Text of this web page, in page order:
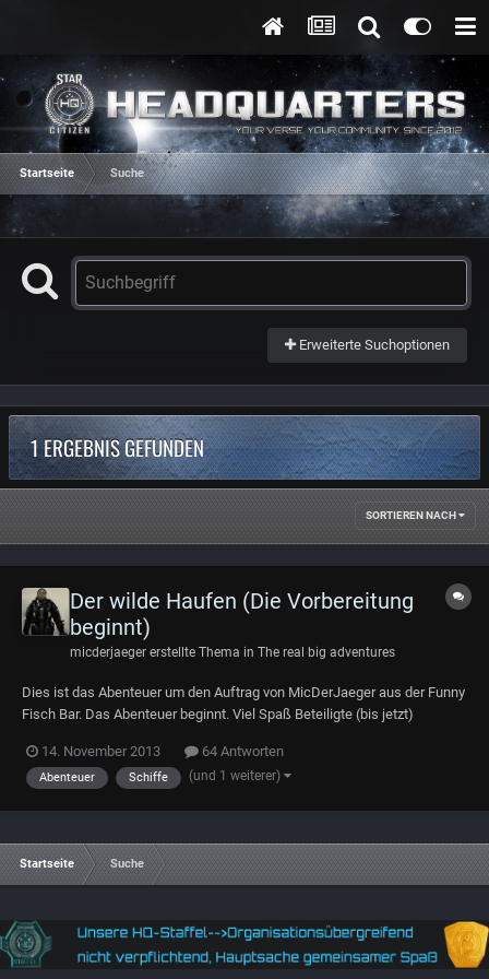
Startseite Suche
Erweiterte Suchoptionen
1 ERGEBNIS GEFUNDEN
SORTIEREN NACH
Der wilde Haufen (Die Vorbereitung
beginnt)
micderjaeger erstellte Thema in The real big adventures
Dies ist das Abenteuer um den Auftrag von MicDerJaeger aus der Funny
Fisch Bar. Das Abenteuer beginnt. Viel Spaß Beteiligte (bis jetzt)
von Mic mit Namen Azrael dazu. Wer gerne mit einsteigen möchte der
darf sich an passender St...
14. November 2013 64 Antworten
Abenteuer Schiffe (und 1 weiterer)
Startseite Suche